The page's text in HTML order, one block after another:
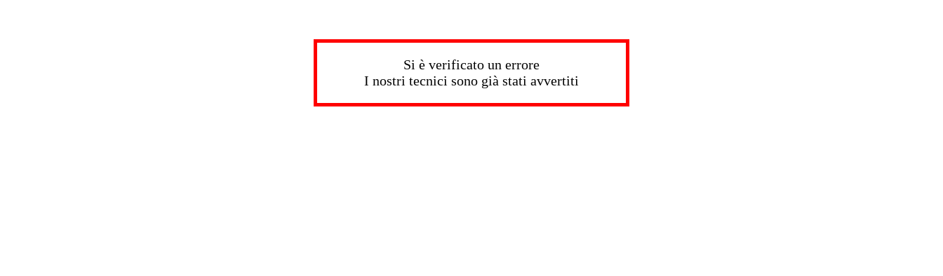
Si è verificato un errore
I nostri tecnici sono già stati avvertiti